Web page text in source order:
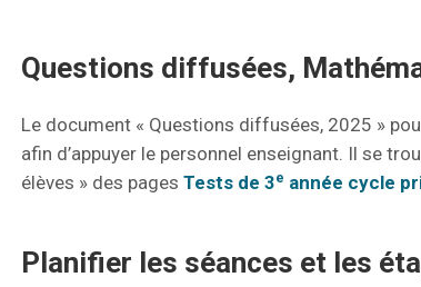
Questions diffusées,
Le document « Questions diffusées, 2025 »
afin d’appuyer le personnel enseignant. Il se
élèves » des pagesTests de 3e année cycle
Planifier les séances et les